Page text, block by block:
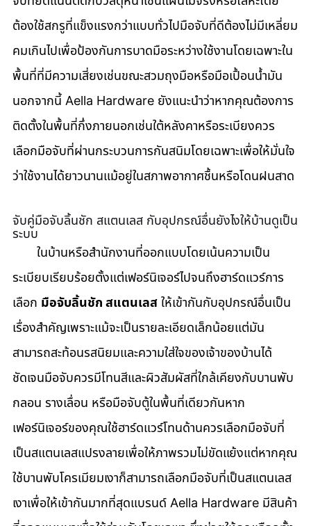
ต้องใช้สกรูที่แข็งแรงกว่าแบบทั่วไปมือจับที่ดีต้องไม่มีเหลี่ยม
คมเกินไปเพื่อป้องกันการบาดมือระหว่างใช้งานโดยเฉพาะใน
พื้นที่ที่มีความเสี่ยงเช่นขณะสวมถุงมือหรือมือเปื้อนน้ำมัน
นอกจากนี้ Aella Hardware ยังแนะนำว่าหากคุณต้องการ
ติดตั้งในพื้นที่กึ่งภายนอกเช่นใต้หลังคาหรือระเบียงควร
เลือกมือจับที่ผ่านกระบวนการกันสนิมโดยเฉพาะเพื่อให้มั่นใจ
ว่าใช้งานได้ยาวนานแม้อยู่ในสภาพอากาศชื้นหรือโดนฝนสาด
จับคู่มือจับลิ้นชัก สแตนเลส กับอุปกรณ์อื่นยังไงให้บ้านดูเป็น
ระบบ
ระเบียบเรียบร้อยตั้งแต่เฟอร์นิเจอร์ไปจนถึงฮาร์ดแวร์การ
เลือก มือจับลิ้นชัก สแตนเลส ให้เข้ากันกับอุปกรณ์อื่นเป็น
เรื่องสำคัญเพราะแม้จะเป็นรายละเอียดเล็กน้อยแต่มัน
สามารถสะท้อนรสนิยมและความใส่ใจของเจ้าของบ้านได้
ชัดเจนมือจับควรมีโทนสีและผิวสัมผัสที่ใกล้เคียงกับบานพับ
กลอน รางเลื่อน หรือมือจับตู้ในพื้นที่เดียวกันหาก
เฟอร์นิเจอร์ของคุณใช้ฮาร์ดแวร์โทนด้านควรเลือกมือจับที่
เป็นสแตนเลสแปรงลายเพื่อให้ภาพรวมไม่ขัดแย้งแต่หากคุณ
ใช้บานพับโครเมียมเงาก็สามารถเลือกมือจับที่เป็นสแตนเลส
เงาเพื่อให้เข้ากันมากที่สุดแบรนด์ Aella Hardware มีสินค้า